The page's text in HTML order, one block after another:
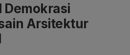
Demokrasi
Arsitektur